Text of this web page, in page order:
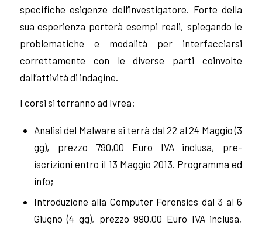
specifiche esigenze dell’investigatore. Forte della
sua esperienza porterà esempi reali, spiegando le
problematiche e modalità per interfacciarsi
correttamente con le diverse parti coinvolte
dall’attività di indagine.
I corsi si terranno ad Ivrea:
Analisi del Malware si terrà dal 22 al 24 Maggio (3
gg), prezzo 790,00 Euro IVA inclusa, pre-
iscrizioni entro il 13 Maggio 2013. Programma ed
info;
Introduzione alla Computer Forensics dal 3 al 6
Giugno (4 gg), prezzo 990,00 Euro IVA inclusa,